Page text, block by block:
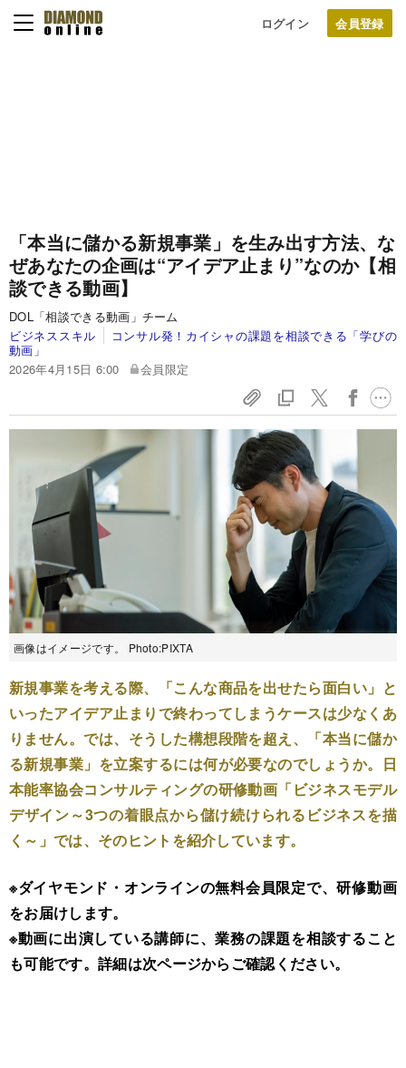
ログイン
「本当に儲かる新規事業」を生み出す方法、な
ぜあなたの企画は“アイデア止まり”なのか【相
談できる動画】
DOL「相談できる動画」チーム
ビジネススキル
コンサル発！カイシャの課題を相談できる「学びの
動画」
2026年4月15日 6:00
会員限定
画像はイメージです。 Photo:PIXTA
新規事業を考える際、「こんな商品を出せたら面白い」と
いったアイデア止まりで終わってしまうケースは少なくあ
りません。では、そうした構想段階を超え、「本当に儲か
る新規事業」を立案するには何が必要なのでしょうか。日
本能率協会コンサルティングの研修動画「ビジネスモデル
デザイン～3つの着眼点から儲け続けられるビジネスを描
く～」では、そのヒントを紹介しています。
※ダイヤモンド・オンラインの無料会員限定で、研修動画
をお届けします。
※動画に出演している講師に、業務の課題を相談すること
も可能です。詳細は次ページからご確認ください。